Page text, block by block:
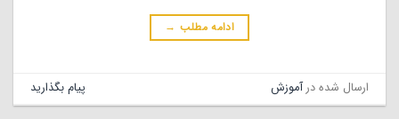
ادامه مطلب →
ارسال شده درآموزش پیام بگذارید